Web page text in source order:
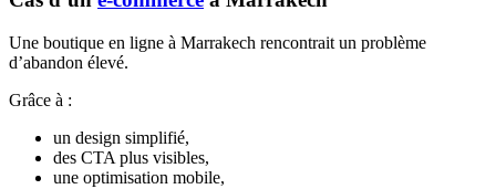
Une boutique en ligne à Marrakech rencontrait un problème
d’abandon élevé.
Grâce à :
un design simplifié,
des CTA plus visibles,
une optimisation mobile,